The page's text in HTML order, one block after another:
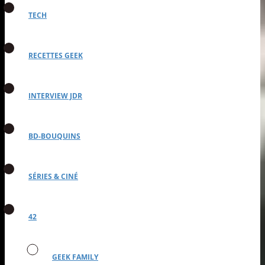
TECH
RECETTES GEEK
INTERVIEW JDR
BD-BOUQUINS
SÉRIES & CINÉ
42
GEEK FAMILY